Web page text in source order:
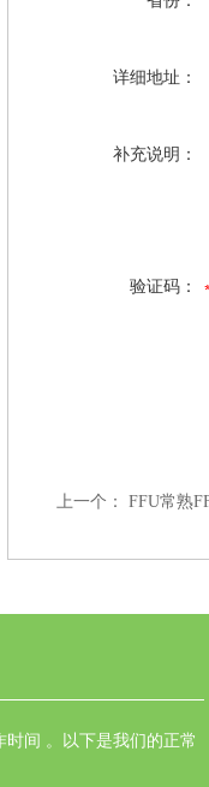
详细地址：
补充说明：
验证码：
上一个： FFU常熟
间 。以下是我们的正常